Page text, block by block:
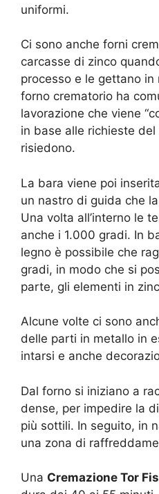
uniformi.
Ci sono anche forni
carcasse di zinco
processo e le gettano in
forno crematorio ha
lavorazione che viene
in base alle richieste del
risiedono.
La bara viene poi
un nastro di guida che
Una volta all’interno le
anche i 1.000 gradi. In
legno è possibile che
gradi, in modo che si
parte, gli elementi in
Alcune volte ci sono
delle parti in metallo in
intarsi e anche
Dal forno si iniziano a
dense, per impedire la
più sottili. In seguito, in
una zona di
Una Cremazione Tor